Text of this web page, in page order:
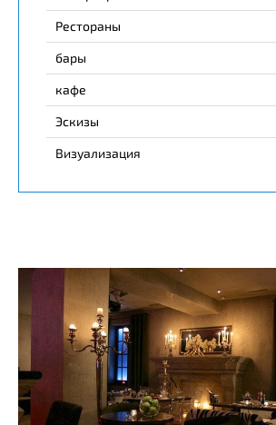
Рестораны
бары
кафе
Эскизы
Визуализация